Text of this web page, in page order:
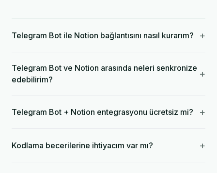
Telegram Bot ile Notion bağlantısını nasıl kurarım? +
Telegram Bot ve Notion arasında neleri senkronize
edebilirim?
+
Telegram Bot + Notion entegrasyonu ücretsiz mi? +
Kodlama becerilerine ihtiyacım var mı? +